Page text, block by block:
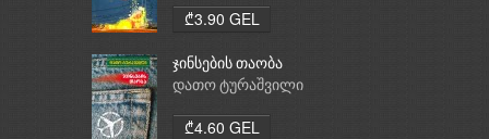
₾3.90 GEL
ჯინსების თაობა
დათო ტურაშვილი
₾4.60 GEL